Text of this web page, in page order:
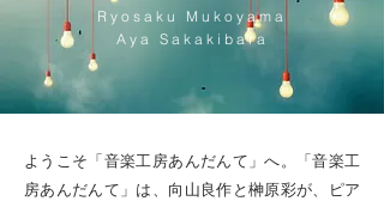
Ryosaku Mukoyama
Aya Sakakibara
ようこそ「音楽工房あんだんて」へ。「音楽工
房あんだんて」は、向山良作と榊原彩が、ピア